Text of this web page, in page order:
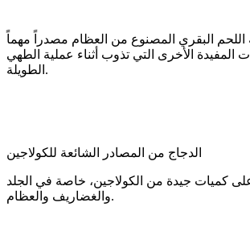
اللحم البقري المصنوع من العظام مصدراً مهماً
المفيدة الأخرى التي تذوب أثناء عملية الطهي
الطويلة.
الدجاج من المصادر الشائعة للكولاجين
كميات جيدة من الكولاجين، خاصة في الجلد
والغضاريف والعظام.